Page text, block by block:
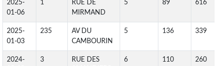
2025-
01-06
1
RUE DE
MIRMAND
5 89 616
2025-
01-03
235
AV DU
CAMBOURIN
5 136 339
2024-
3
RUE DES
6 110 260